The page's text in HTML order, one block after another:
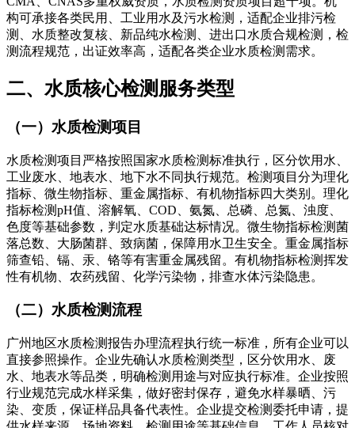
构可承接各类民用、工业用水及污水检测，适配企业排污检
测、水质整改复核、新品纯水检测、进出口水质合规检测，检
测流程规范，出证效率高，适配各类企业水质检测需求。
二、水质核心检测服务类型
（一）水质检测项目
水质检测项目严格按照国家水质检测标准执行，区分饮用水、
工业废水、地表水、地下水不同执行规范。检测项目分为理化
指标、微生物指标、重金属指标、有机物指标四大类别。理化
指标检测pH值、溶解氧、COD、氨氮、总磷、总氮、浊度、
色度等基础参数，判定水质基础达标情况。微生物指标检测菌
落总数、大肠菌群、致病菌，保障用水卫生安全。重金属指标
筛查铅、镉、汞、铬等有害重金属残留。有机物指标检测挥发
性有机物、农药残留、化学污染物，排查水体污染隐患。
（二）水质检测流程
广州地区水质检测报告办理流程执行统一标准，所有企业可以
直接参照操作。企业先确认水质检测类型，区分饮用水、废
水、地表水等品类，明确检测用途与对应执行标准。企业按照
行业规范完成水样采集，做好密封保存，避免水样暴晒、污
染、变质，保证样品具备代表性。企业提交检测委托申请，提